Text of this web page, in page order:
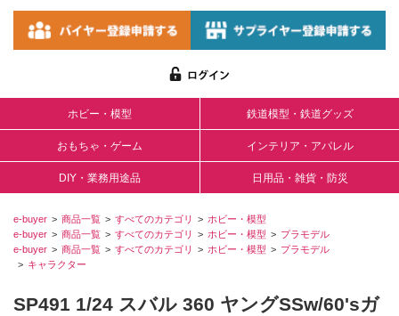
ホビー・模型 鉄道模型・鉄道グッズ
おもちゃ・ゲーム インテリア・アパレル
DIY・業務用途品 日用品・雑貨・防災
e-buyer 商品一覧 すべてのカテゴリ
ホビー・模型
e-buyer
商品一覧 すべてのカテゴリ ホビー・模型
プラモデル
e-buyer
商品一覧 すべてのカテゴリ ホビー・模型
プラモデル
キャラクター
SP491 1/24 スバル 360 ヤングSSw/60'sガ